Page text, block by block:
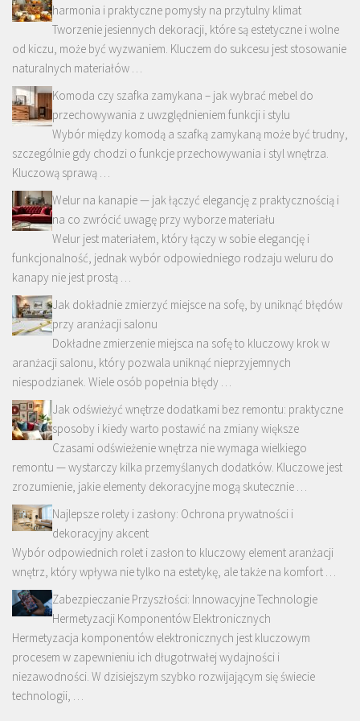
harmonia i praktyczne pomysły na przytulny klimat
Tworzenie jesiennych dekoracji, które są estetyczne i wolne
od kiczu, może być wyzwaniem. Kluczem do sukcesu jest stosowanie
naturalnych materiałów …
Komoda czy szafka zamykana – jak wybrać mebel do
przechowywania z uwzględnieniem funkcji i stylu
Wybór między komodą a szafką zamykaną może być trudny,
szczególnie gdy chodzi o funkcje przechowywania i styl wnętrza.
Kluczową sprawą …
Welur na kanapie — jak łączyć elegancję z praktycznością i
na co zwrócić uwagę przy wyborze materiału
Welur jest materiałem, który łączy w sobie elegancję i
funkcjonalność, jednak wybór odpowiedniego rodzaju weluru do
kanapy nie jest prostą …
Jak dokładnie zmierzyć miejsce na sofę, by uniknąć błędów
przy aranżacji salonu
Dokładne zmierzenie miejsca na sofę to kluczowy krok w
aranżacji salonu, który pozwala uniknąć nieprzyjemnych
niespodzianek. Wiele osób popełnia błędy …
Jak odświeżyć wnętrze dodatkami bez remontu: praktyczne
sposoby i kiedy warto postawić na zmiany większe
Czasami odświeżenie wnętrza nie wymaga wielkiego
remontu — wystarczy kilka przemyślanych dodatków. Kluczowe jest
zrozumienie, jakie elementy dekoracyjne mogą skutecznie …
Najlepsze rolety i zasłony: Ochrona prywatności i
dekoracyjny akcent
Wybór odpowiednich rolet i zasłon to kluczowy element aranżacji
wnętrz, który wpływa nie tylko na estetykę, ale także na komfort …
Zabezpieczanie Przyszłości: Innowacyjne Technologie
Hermetyzacji Komponentów Elektronicznych
Hermetyzacja komponentów elektronicznych jest kluczowym
procesem w zapewnieniu ich długotrwałej wydajności i
niezawodności. W dzisiejszym szybko rozwijającym się świecie
technologii, …